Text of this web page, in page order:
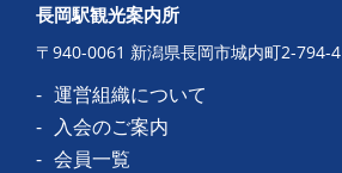
長岡駅観光案内所
〒940-0061 新潟県長岡市城内町2-794-4
運営組織について
入会のご案内
会員一覧